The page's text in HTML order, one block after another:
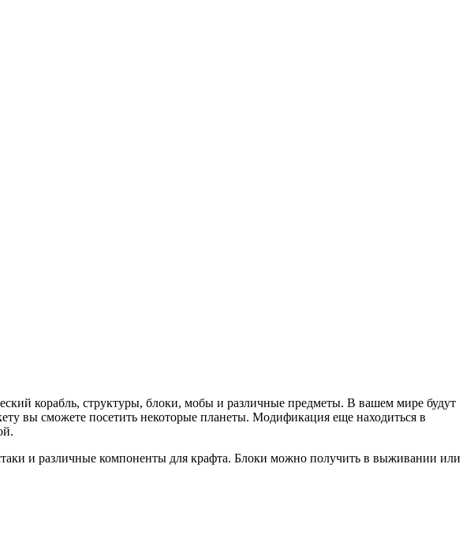
корабль, структуры, блоки, мобы и различные предметы. В вашем мире будут
вы сможете посетить некоторые планеты. Модификация еще находиться в
и различные компоненты для крафта. Блоки можно получить в выживании или